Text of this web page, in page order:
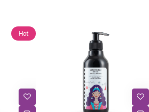
Hot